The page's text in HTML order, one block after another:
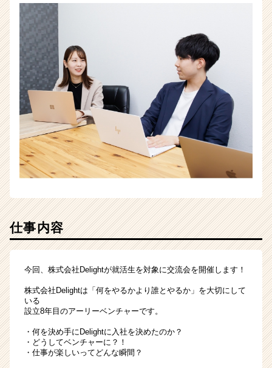
仕事内容
今回、株式会社Delightが就活生を対象に交流会を開催します！
株式会社Delightは「何をやるかより誰とやるか」を大切にして
いる
設立8年目のアーリーベンチャーです。
・何を決め手にDelightに入社を決めたのか？
・どうしてベンチャーに？！
・仕事が楽しいってどんな瞬間？